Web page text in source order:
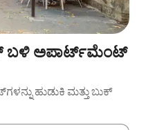
ಬಳಿ ಅಪಾರ್ಟ್‌ಮೆಂಟ್
ಹುಡುಕಿ ಮತ್ತು ಬುಕ್